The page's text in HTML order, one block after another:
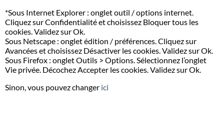
*Sous Internet Explorer : onglet outil / options internet.
Cliquez sur Confidentialité et choisissez Bloquer tous les
cookies. Validez sur Ok.
Sous Netscape : onglet édition / préférences. Cliquez sur
Avancées et choisissez Désactiver les cookies. Validez sur Ok.
Sous Firefox : onglet Outils > Options. Sélectionnez l’onglet
Vie privée. Décochez Accepter les cookies. Validez sur Ok.
Sinon, vous pouvez changer ici